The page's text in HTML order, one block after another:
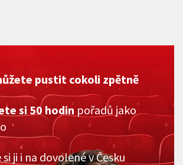
pustit cokoli zpětně
si 50 hodin pořadů jako
ji i na dovolené v Česku